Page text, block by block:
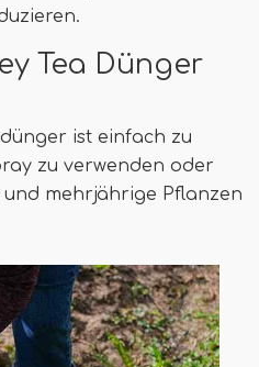
Tea Dünger
ist einfach zu
zu verwenden oder
mehrjährige Pflanzen